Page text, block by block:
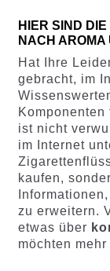
HIER SIND
NACH AROMA
Hat Ihre
gebracht, im
Komponenten
ist nicht
im Internet
kaufen,
zu erweitern.
etwas über
möchten